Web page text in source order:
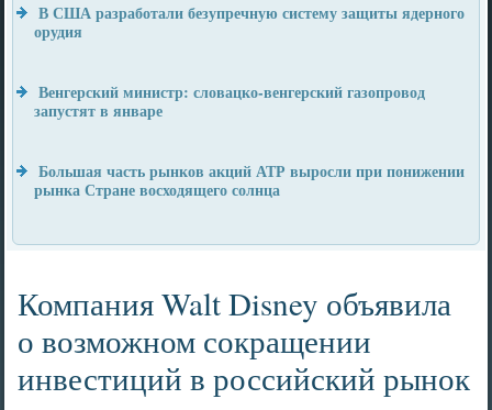
В США разработали безупречную систему защиты ядерного
орудия
Венгерский министр: словацко-венгерский газопровод
запустят в январе
Большая часть рынков акций АТР выросли при понижении
рынка Стране восходящего солнца
Компания Walt Disney объявила
о возможном сокращении
инвестиций в российский рынок